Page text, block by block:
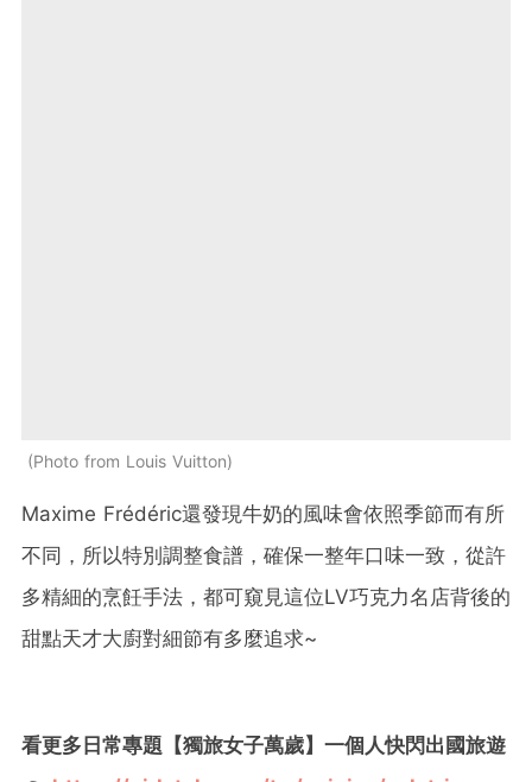
Photo from Louis Vuitton
Maxime Frédéric還發現牛奶的風味會依照季節而有所
不同，所以特別調整食譜，確保一整年口味一致，從許
多精細的烹飪手法，都可窺見這位LV巧克力名店背後的
甜點天才大廚對細節有多麼追求~
看更多日常專題【獨旅女子萬歲】一個人快閃出國旅遊